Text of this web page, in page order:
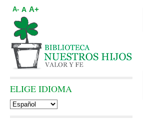
A- A A+
ELIGE IDIOMA